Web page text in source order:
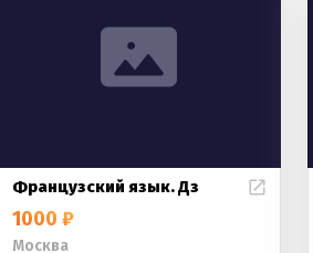
Французский язык. Дз
1000 ₽
Москва